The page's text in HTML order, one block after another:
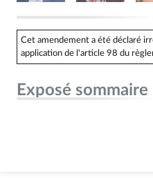
Cet amendement a été déclaré
application de l'article 98 du
Exposé sommaire